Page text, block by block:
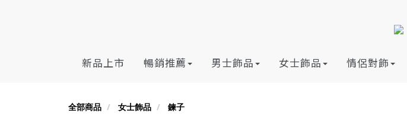
新品上市 暢銷推薦 男士飾品 女士飾品 情侶對飾
全部商品 女士飾品 鍊子